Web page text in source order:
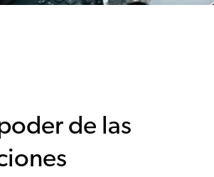
de las